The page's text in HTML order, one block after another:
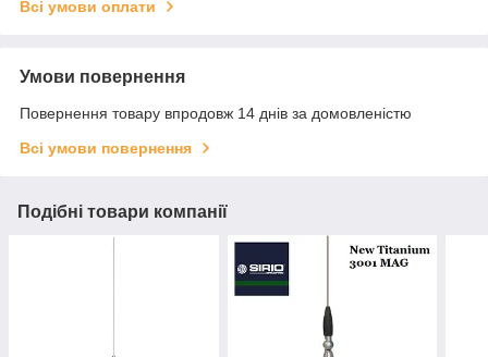
Всі умови оплати
Умови повернення
Повернення товару впродовж 14 днів за домовленістю
Всі умови повернення
Подібні товари компанії